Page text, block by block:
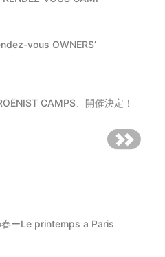
vous OWNERS’
CAMPS、開催決定！
春ーLe printemps a Paris